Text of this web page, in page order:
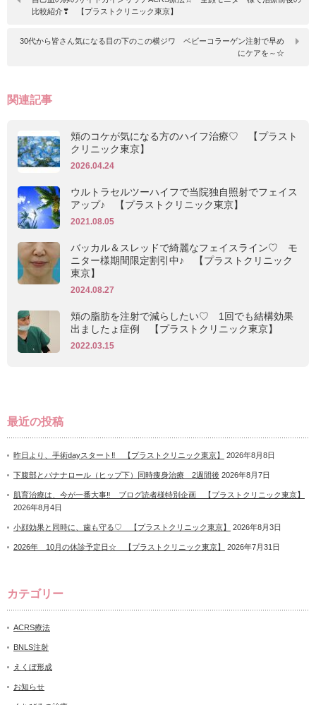
比較紹介❣ 【プラストクリニック東京】
30代から皆さん気になる目の下のこの横ジワ ベビーコラーゲン注射で早め
にケアを～☆
関連記事
頬のコケが気になる方のハイフ治療♡ 【プラスト
クリニック東京】
2026.04.24
ウルトラセルツーハイフで当院独自照射でフェイス
アップ♪ 【プラストクリニック東京】
2021.08.05
バッカル＆スレッドで綺麗なフェイスライン♡ モ
ニター様期間限定割引中♪ 【プラストクリニック
東京】
2024.08.27
頬の脂肪を注射で減らしたい♡ 1回でも結構効果
出ましたょ症例 【プラストクリニック東京】
2022.03.15
最近の投稿
昨日より、手術dayスタート‼ 【プラストクリニック東京】 2026年8月8日
下腹部とバナナロール（ヒップ下）同時痩身治療 2週間後 2026年8月7日
肌育治療は、今が一番大事‼ ブログ読者様特別企画 【プラストクリニック東京】
2026年8月4日
小顔効果と同時に、歯も守る♡ 【プラストクリニック東京】 2026年8月3日
2026年 10月の休診予定日☆ 【プラストクリニック東京】 2026年7月31日
カテゴリー
ACRS療法
BNLS注射
えくぼ形成
お知らせ